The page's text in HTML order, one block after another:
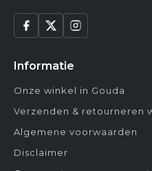
Informatie
Onze winkel in Gouda
Verzenden & retourneren
Algemene voorwaarden
Disclaimer